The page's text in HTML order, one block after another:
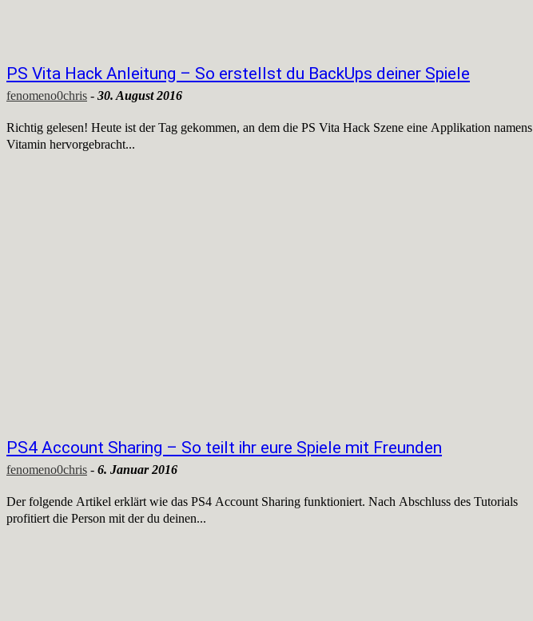
PS Vita Hack Anleitung – So erstellst du BackUps deiner Spiele
fenomeno0chris - 30. August 2016
Richtig gelesen! Heute ist der Tag gekommen, an dem die PS Vita Hack Szene eine Applikation namens
Vitamin hervorgebracht...
PS4 Account Sharing – So teilt ihr eure Spiele mit Freunden
fenomeno0chris - 6. Januar 2016
Der folgende Artikel erklärt wie das PS4 Account Sharing funktioniert. Nach Abschluss des Tutorials
profitiert die Person mit der du deinen...